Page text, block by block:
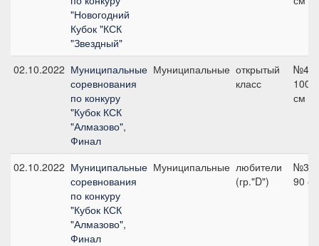
"Новогодний
Кубок "КСК
"Звездный"
02.10.2022 Муниципальные
соревнования
по конкуру
"Кубок КСК
"Алмазово",
Финал
Муниципальные открытый
класс
№4,
100
см
02.10.2022 Муниципальные
соревнования
по конкуру
"Кубок КСК
"Алмазово",
Финал
Муниципальные любители
(гр."D")
№3,
90 см